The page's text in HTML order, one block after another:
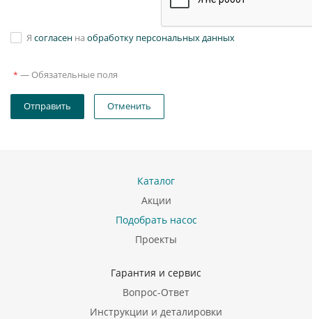
Я согласен на обработку персональных данных
* — Обязательные поля
Отправить Отменить
Каталог
Акции
Подобрать насос
Проекты
Гарантия и сервис
Вопрос-Ответ
Инструкции и деталировки